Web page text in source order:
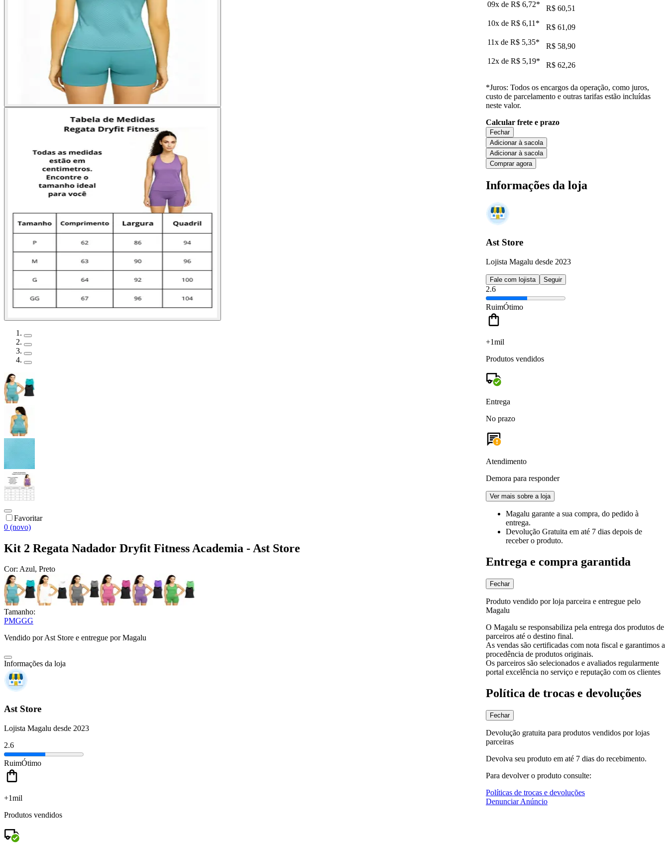
Favoritar
0 (novo)
Kit 2 Regata Nadador Dryfit Fitness Academia - Ast Store
Cor: Azul, Preto
Tamanho:
PMGGG
Vendido porAst Store e entregue por Magalu
Informações da loja
Ast Store
Lojista Magalu desde 2023
2.6
RuimÓtimo
+1mil
Produtos vendidos
09x de R$ 6,72*
R$ 60,51
10x de R$ 6,11 *
R$ 61,09
11x de R$ 5,35*
R$ 58,90
12x de R$ 5,19* R$ 62,26
*Juros: Todos os encargos da operação, como juros,
custo de parcelamento e outras tarifas estão incluídas
neste valor.
Calcular frete e prazo
Fechar
Adicionar à sacola
Adicionar à sacola
Comprar agora
Informações da loja
Ast Store
Lojista Magalu desde 2023
Fale com lojista Seguir
2.6
RuimÓtimo
+1mil
Produtos vendidos
Entrega
No prazo
Atendimento
Demora para responder
Ver mais sobre a loja
Magalu garante a sua compra, do pedido à
entrega.
Devolução Gratuita em até 7 dias depois de
receber o produto.
Entrega e compra garantida
Fechar
Produto vendido por loja parceira e entregue pelo
Magalu
O Magalu se responsabiliza pela entrega dos produtos de
parceiros até o destino final.
As vendas são certificadas com nota fiscal e garantimos a
procedência de produtos originais.
Os parceiros são selecionados e avaliados regularmente
portal excelência no serviço e reputação com os clientes
Política de trocas e devoluções
Fechar
Devolução gratuita para produtos vendidos por lojas
parceiras
Devolva seu produto em até 7 dias do recebimento.
Para devolver o produto consulte:
Políticas de trocas e devoluções
Denunciar Anúncio